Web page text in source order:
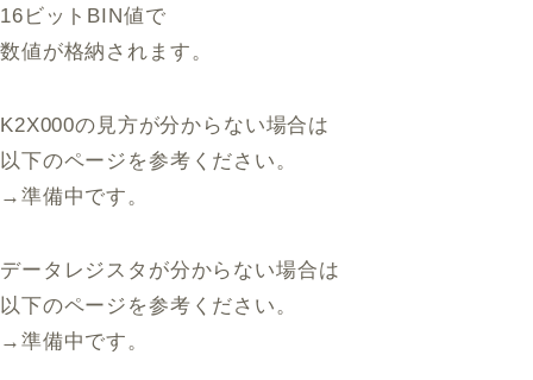
16ビットBIN値で
数値が格納されます。
K2X000の見方が分からない場合は
以下のページを参考ください。
→準備中です。
データレジスタが分からない場合は
以下のページを参考ください。
→準備中です。